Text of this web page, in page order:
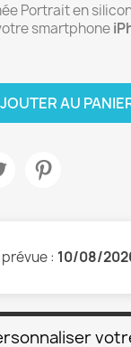
Portrait en
smartphone
AU
: 10/08/